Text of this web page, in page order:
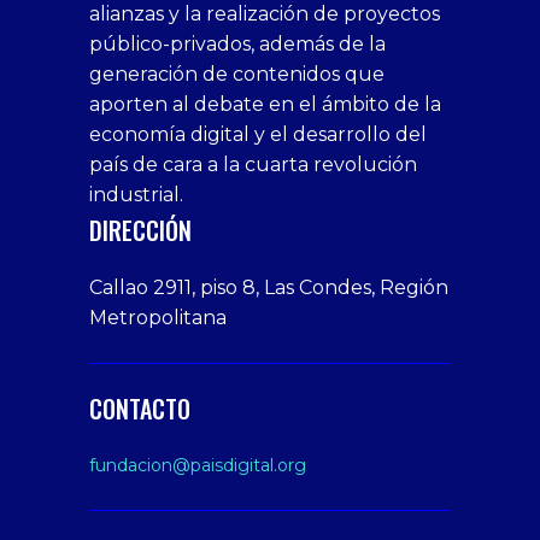
bedava
bonus
veren
siteler
1xbet
deneme
bonusu
veren
sahabet
giriş
1xbet
giriş
tarafbet
giriş
bonusu
Deneme
bonusu
veren
siteler
porn
on
webcam
Cumshots
Tits
Free
Amateur
Porn
Xxx
Indian
Big
Butt
sex
From
Step
bonusu
veren
siteler
alianzas y la realización de proyectos
público-privados, además de la
generación de contenidos que
aporten al debate en el ámbito de la
economía digital y el desarrollo del
país de cara a la cuarta revolución
industrial.
DIRECCIÓN
Callao 2911, piso 8, Las Condes, Región
Metropolitana
CONTACTO
fundacion@paisdigital.org